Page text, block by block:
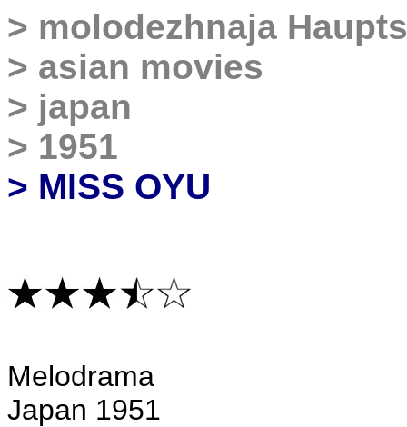
> molodezhnaja
> asian movies
> japan
> 1951
> MISS OYU
Melodrama
Japan 1951